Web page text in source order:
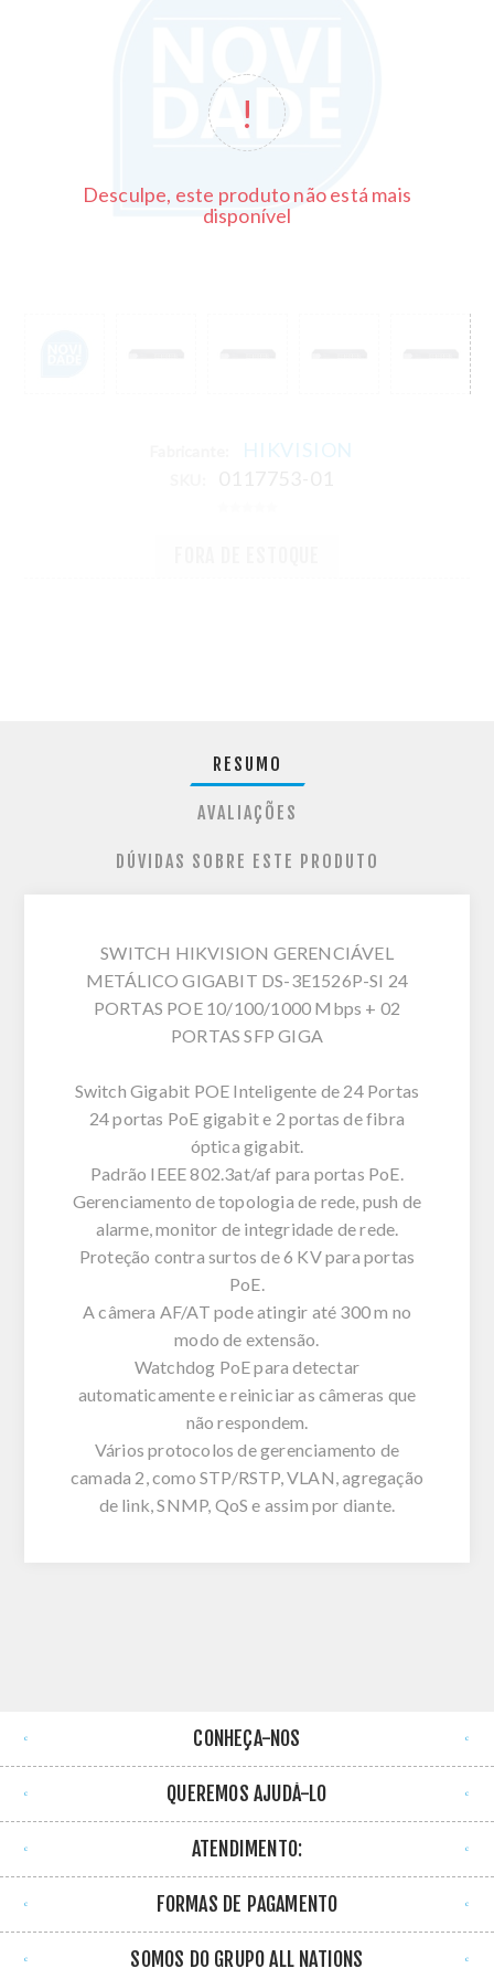
Desculpe, este produto não está mais
disponível
HIKVISION
RESUMO
AVALIAÇÕES
DÚVIDAS SOBRE ESTE PRODUTO
SWITCH HIKVISION GERENCIÁVEL
METÁLICO GIGABIT DS-3E1526P-SI 24
PORTAS POE 10/100/1000 Mbps + 02
PORTAS SFP GIGA
Switch Gigabit POE Inteligente de 24 Portas
24 portas PoE gigabit e 2 portas de fibra
óptica gigabit.
Padrão IEEE 802.3at/af para portas PoE.
Gerenciamento de topologia de rede, push de
alarme, monitor de integridade de rede.
Proteção contra surtos de 6 KV para portas
PoE.
A câmera AF/AT pode atingir até 300 m no
modo de extensão.
Watchdog PoE para detectar
automaticamente e reiniciar as câmeras que
não respondem.
Vários protocolos de gerenciamento de
camada 2, como STP/RSTP, VLAN, agregação
de link, SNMP, QoS e assim por diante.
CONHEÇA-NOS
QUEREMOS AJUDÁ-LO
ATENDIMENTO:
FORMAS DE PAGAMENTO
SOMOS DO GRUPO ALL NATIONS